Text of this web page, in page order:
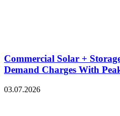
Commercial Solar +
Demand Charges With
03.07.2026